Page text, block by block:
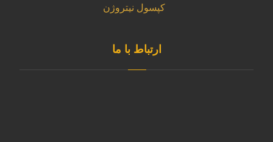
کپسول نیتروژن
ارتباط با ما